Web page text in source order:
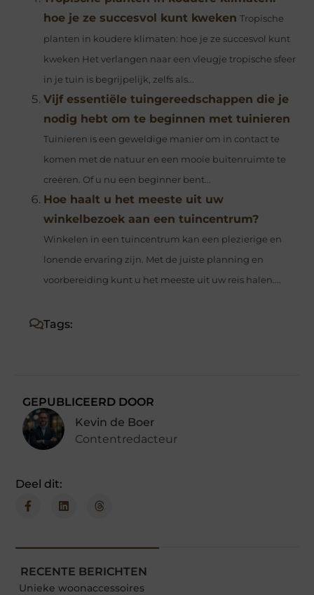
hoe je ze succesvol kunt kweken Tropische
planten in koudere klimaten: hoe je ze succesvol kunt
kweken Het verlangen naar een vleugje tropische sfeer
in je tuin is begrijpelijk, zelfs als...
Vijf essentiële tuingereedschappen die je
nodig hebt om te beginnen met tuinieren
Tuinieren is een geweldige manier om in contact te
komen met de natuur en een mooie buitenruimte te
creëren. Of u nu een beginner bent...
Hoe haalt u het meeste uit uw
winkelbezoek aan een tuincentrum?
Winkelen in een tuincentrum kan een plezierige en
lonende ervaring zijn. Met de juiste planning en
voorbereiding kunt u het meeste uit uw reis halen....
Tags:
GEPUBLICEERD DOOR
Kevin de Boer
Contentredacteur
Deel dit:
RECENTE BERICHTEN
Unieke woonaccessoires